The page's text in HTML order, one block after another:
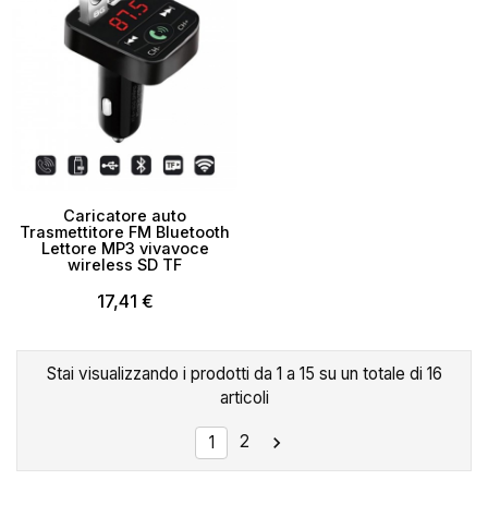
Caricatore auto
Trasmettitore FM Bluetooth
Lettore MP3 vivavoce
wireless SD TF
17,41 €
Stai visualizzando i prodotti da 1 a 15 su un totale di 16
articoli
1 2 